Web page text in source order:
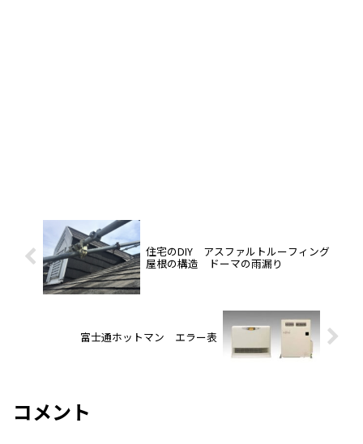
住宅のDIY アスファルトルーフィング
屋根の構造 ドーマの雨漏り
富士通ホットマン エラー表
コメント